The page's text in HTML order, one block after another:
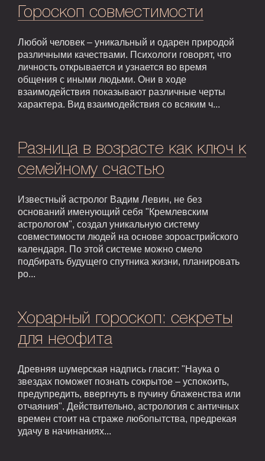
Гороскоп совместимости
Любой человек – уникальный и одарен природой
различными качествами. Психологи говорят, что
личность открывается и узнается во время
общения с иными людьми. Они в ходе
взаимодействия показывают различные черты
характера. Вид взаимодействия со всяким ч...
Разница в возрасте как ключ к
семейному счастью
Известный астролог Вадим Левин, не без
оснований именующий себя "Кремлевским
астрологом", создал уникальную систему
совместимости людей на основе зороастрийского
календаря. По этой системе можно смело
подбирать будущего спутника жизни, планировать
ро...
Хорарный гороскоп: секреты
для неофита
Древняя шумерская надпись гласит: "Наука о
звездах поможет познать сокрытое – успокоить,
предупредить, ввергнуть в пучину блаженства или
отчаяния". Действительно, астрология с античных
времен стоит на страже любопытства, предрекая
удачу в начинаниях...